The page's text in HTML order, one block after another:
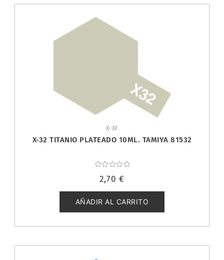
X-XF
X-32 TITANIO PLATEADO 10ML. TAMIYA 81532
con
de
5
2,70 €
AÑADIR AL CARRITO